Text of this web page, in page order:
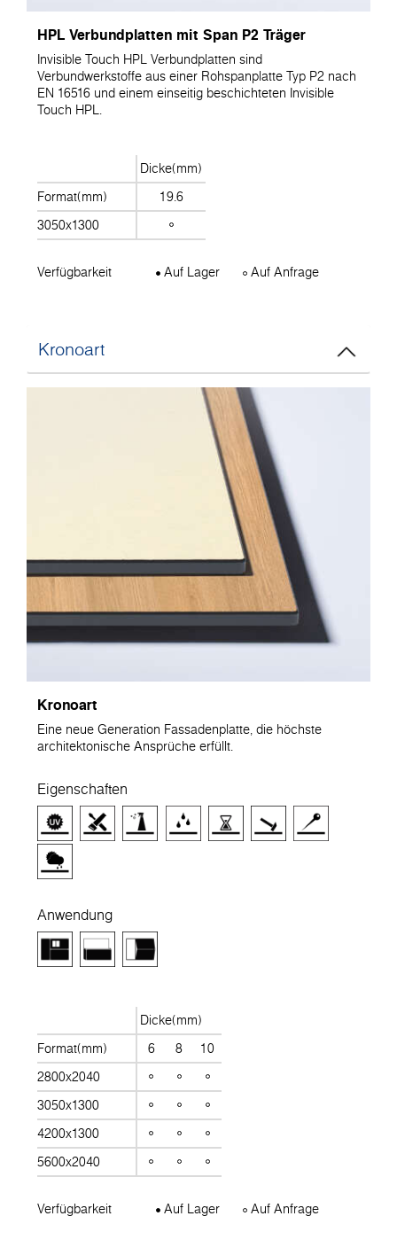
HPL Verbundplatten mit Span P2 Träger
Invisible Touch HPL Verbundplatten sind
Verbundwerkstoffe aus einer Rohspanplatte Typ P2 nach
EN 16516 und einem einseitig beschichteten Invisible
Touch HPL.
Dicke(mm)
Format(mm)
19.6
3050x1300
Verfügbarkeit Auf Lager Auf Anfrage
Kronoart
Kronoart
Eine neue Generation Fassadenplatte, die höchste
architektonische Ansprüche erfüllt.
Eigenschaften
Anwendung
Dicke(mm)
Format(mm)
6 8
10
2800x2040
3050x1300
4200x1300
5600x2040
Verfügbarkeit Auf Lager Auf Anfrage